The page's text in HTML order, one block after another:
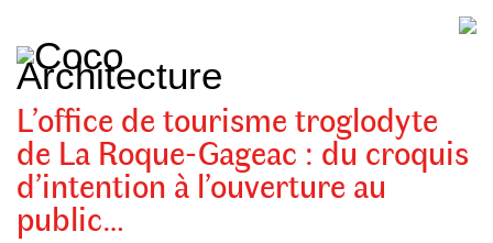
Architecture
architecture,
urbanisme,
etc.
L’office de tourisme troglodyte
de La Roque-Gageac : du croquis
d’intention à l’ouverture au
public…